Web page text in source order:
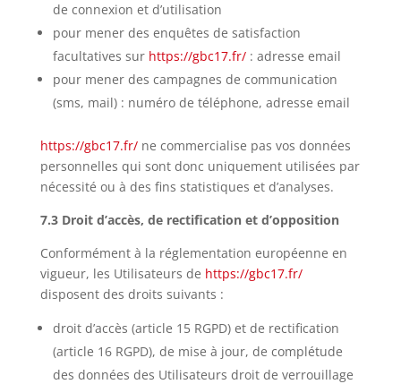
de connexion et d’utilisation
pour mener des enquêtes de satisfaction
facultatives sur https://gbc17.fr/: adresse email
pour mener des campagnes de communication
(sms, mail) : numéro de téléphone, adresse email
https://gbc17.fr/ne commercialise pas vos données
personnelles qui sont donc uniquement utilisées par
nécessité ou à des fins statistiques et d’analyses.
7.3 Droit d’accès, de rectification et d’opposition
Conformément à la réglementation européenne en
vigueur, les Utilisateurs de https://gbc17.fr/
disposent des droits suivants :
droit d’accès (article 15 RGPD) et de rectification
(article 16 RGPD), de mise à jour, de complétude
des données des Utilisateurs droit de verrouillage